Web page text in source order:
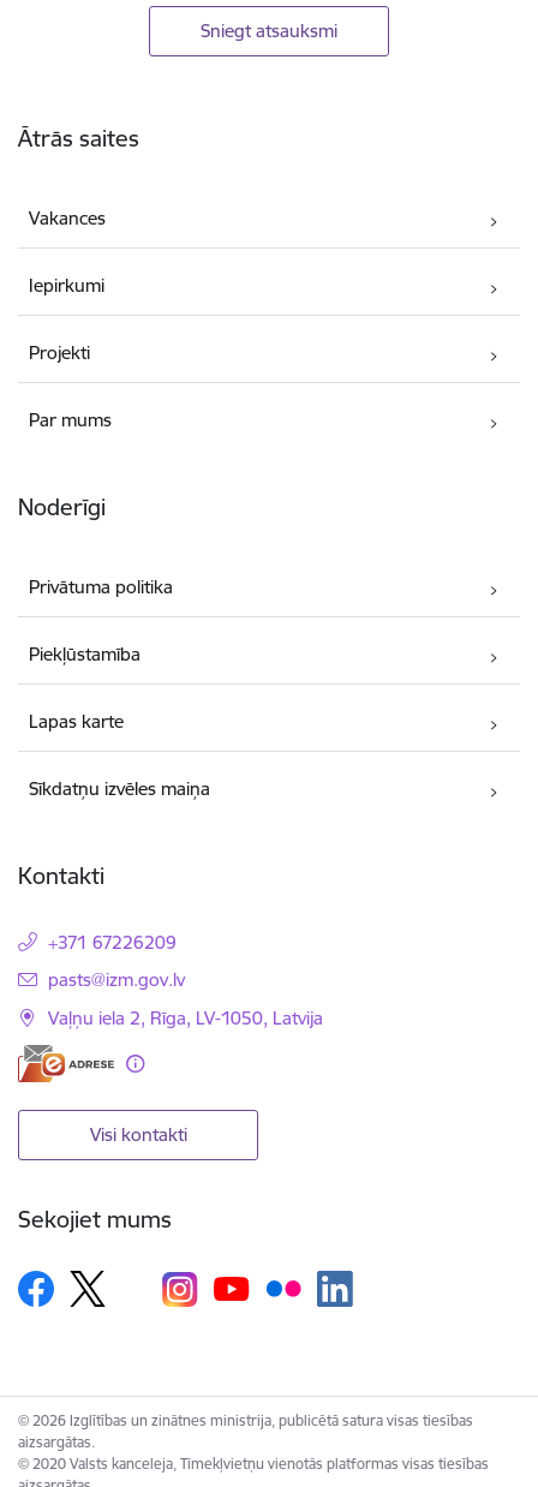
Sniegt atsauksmi
Ātrās saites
Vakances
Iepirkumi
Projekti
Par mums
Noderīgi
Privātuma politika
Piekļūstamība
Lapas karte
Sīkdatņu izvēles maiņa
Kontakti
+371 67226209
E-pasts:
pasts@izm.gov.lv
Vaļņu iela 2, Rīga, LV-1050, Latvija
Visi kontakti
Sekojiet mums
© 2026 Izglītības un zinātnes ministrija, publicētā satura visas tiesības
aizsargātas.
© 2020 Valsts kanceleja, Tīmekļvietņu vienotās platformas visas tiesības